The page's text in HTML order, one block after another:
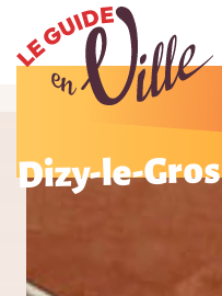
Dizy-le-Gros